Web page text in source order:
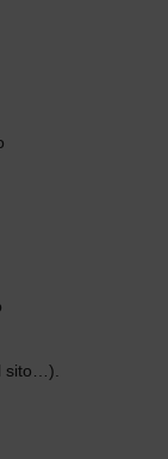
sito…).